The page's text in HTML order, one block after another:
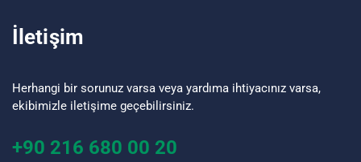
İletişim
Herhangi bir sorunuz varsa veya yardıma ihtiyacınız varsa,
ekibimizle iletişime geçebilirsiniz.
+90 216 680 00 20